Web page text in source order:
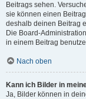
Beitrags sehen.
sie können einen
deshalb deinen Beitrag
Die Board-
in einem Beitrag
Nach oben
Kann ich Bilder in
Ja, Bilder können in